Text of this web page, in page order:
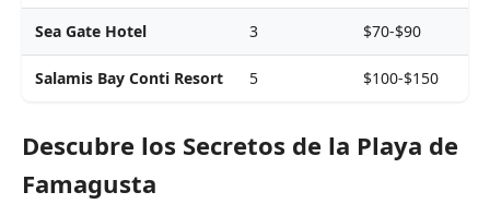
Sea Gate Hotel 3 $70-$90
Salamis Bay Conti Resort 5 $100-$150
Descubre los Secretos de la Playa de
Famagusta